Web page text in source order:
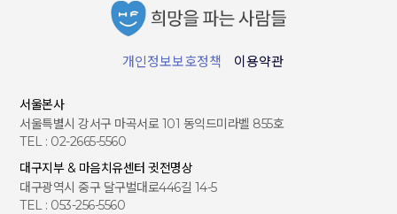
개인정보보호정책 이용약관
서울본사
서울특별시 강서구 마곡서로 101 동익드미라벨 855호
TEL : 02-2665-5560
대구지부 & 마음치유센터 귓전명상
대구광역시 중구 달구벌대로446길 14-5
TEL : 053-256-5560